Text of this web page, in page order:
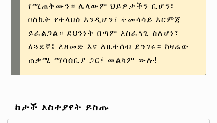
የሚጠቅሙን። ሌላውም ህይዎታችን ቢሆን፣
በስኬት የተላበሰ እንዲሆን፣ ተመሳሳይ እርምጃ
ይፈልጋል። ደህንነት በጣም አስፈላጊ ስለሆነ፣
ለጓደኛ፤ ለዘመድ እና ለቤተሰብ ይንገሩ። ከዛሬው
ጠቃሚ ማሳሰቢያ ጋር፤ መልካም ውሎ!
ከታች አስተያየት ይስጡ